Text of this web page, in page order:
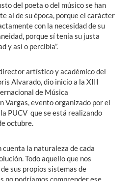
del poeta o del músico se han
al de su época, porque el carácter
con la necesidad de su
porque sí tenía su justa
y así o percibía”.
artístico y académico del
Alvarado, dio inicio a la XIII
de Música
Vargas, evento organizado por el
PUCV que se está realizando
octubre.
cuenta la naturaleza de cada
Todo aquello que nos
sus propios sistemas de
no podríamos comprender ese